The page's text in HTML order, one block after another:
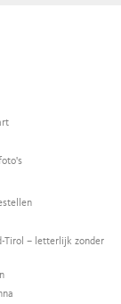
Tirol – letterlijk zonder